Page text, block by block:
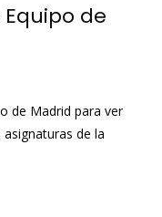
de
de Madrid para ver
de la